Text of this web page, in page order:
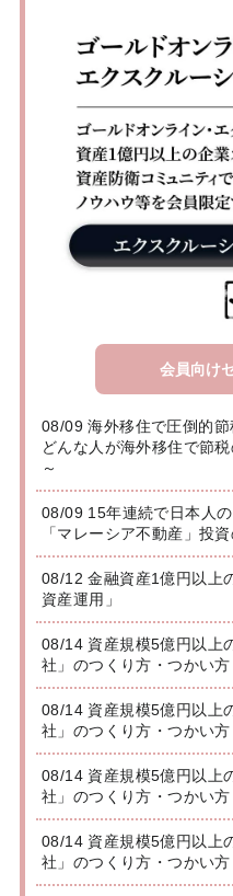
会員向け
08/09 海外移住で圧倒的
どんな人が海外移住で節
～
08/09 15年連続で日本人
「マレーシア不動産」投
08/12 金融資産1億円以上
資産運用」
08/14 資産規模5億円以上
社」のつくり方・つかい
08/14 資産規模5億円以上
社」のつくり方・つかい
08/14 資産規模5億円以上
社」のつくり方・つかい
08/14 資産規模5億円以上
社」のつくり方・つかい